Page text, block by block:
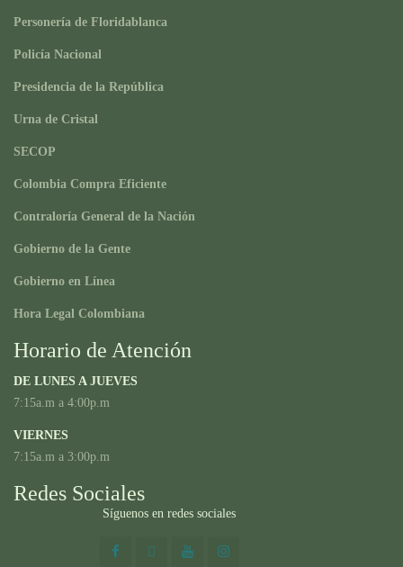
Personería de Floridablanca
Policía Nacional
Presidencia de la República
Urna de Cristal
SECOP
Colombia Compra Eficiente
Contraloría General de la Nación
Gobierno de la Gente
Gobierno en Línea
Hora Legal Colombiana
Horario de Atención
DE LUNES A JUEVES
7:15a.m a 4:00p.m
VIERNES
7:15a.m a 3:00p.m
Redes Sociales
Síguenos en redes sociales